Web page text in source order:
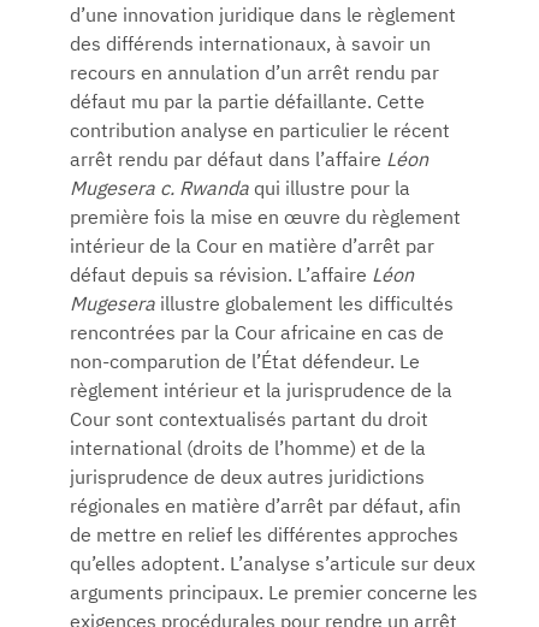
d’une innovation juridique dans le règlement
des différends internationaux, à savoir un
recours en annulation d’un arrêt rendu par
défaut mu par la partie défaillante. Cette
contribution analyse en particulier le récent
arrêt rendu par défaut dans l’affaire Léon
Mugesera c. Rwanda qui illustre pour la
première fois la mise en œuvre du règlement
intérieur de la Cour en matière d’arrêt par
défaut depuis sa révision. L’affaire Léon
Mugesera illustre globalement les difficultés
rencontrées par la Cour africaine en cas de
non-comparution de l’État défendeur. Le
règlement intérieur et la jurisprudence de la
Cour sont contextualisés partant du droit
international (droits de l’homme) et de la
jurisprudence de deux autres juridictions
régionales en matière d’arrêt par défaut, afin
de mettre en relief les différentes approches
qu’elles adoptent. L’analyse s’articule sur deux
arguments principaux. Le premier concerne les